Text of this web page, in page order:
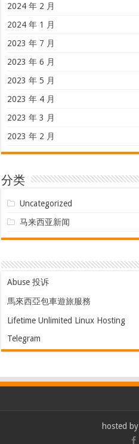
2024 年 2 月
2024 年 1 月
2023 年 7 月
2023 年 6 月
2023 年 5 月
2023 年 4 月
2023 年 3 月
2023 年 2 月
分类
Uncategorized
马来西亚新闻
Abuse 投诉
馬來西亞包車遊旅服務
Lifetime Unlimited Linux Hosting
Telegram
hosted by